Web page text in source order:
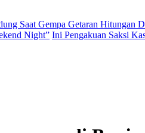
Saat Gempa Getaran Hitungan
Night” Ini Pengakuan Saksi